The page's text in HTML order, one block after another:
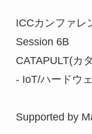
ICCカンファレ
Session 6B
CATAPULT(カ
- IoT/ハードウ
Supported by